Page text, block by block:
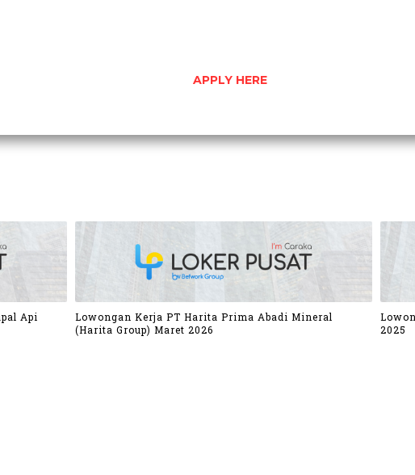
APPLY HERE
Api
Lowongan Kerja PT Harita Prima Abadi Mineral
(Harita Group) Maret 2026
2025